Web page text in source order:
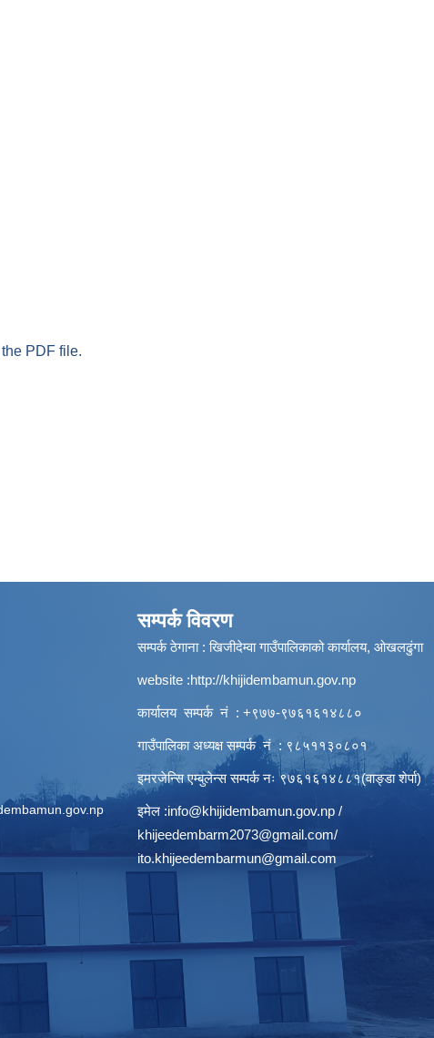
PDF file.
सम्पर्क विवरण
सम्पर्क ठेगाना : खिजीदेम्वा गाउँपालिकाको कार्यालय, ओखलढुंगा
website :http://khijidembamun.gov.np
कार्यालय सम्पर्क नं : +९७७-९७६१६१४८८०
गाउँपालिका अध्यक्ष सम्पर्क नं : ९८५११३०८०१
इमरजेन्सि एम्बुलेन्स सम्पर्क न‌ः ९७६१६१४८८१(वाङ्डा शेर्पा)
इमेल :info@khijidembamun.gov.np /
khijeedembarm2073@gmail.com/
ito.khijeedembarmun@gmail.com